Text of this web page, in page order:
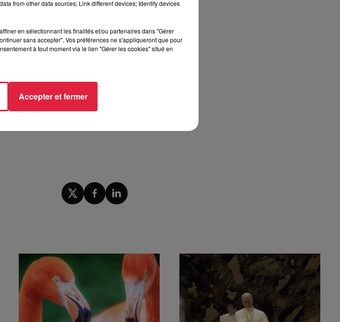
a pris part au jeu "Alsace,
radio...
pour partager un
from other data sources; Link different devices; Identify devices
en sélectionnant les finalités et/ou partenaires dans "Gérer
sans accepter". Vos préférences ne s'appliqueront que pour
à tout moment via le lien "Gérer les cookies" situé en
Accepter et fermer